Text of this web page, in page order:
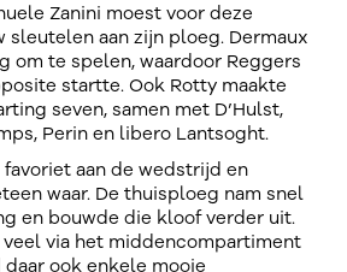
Zanini moest voor deze
aan zijn ploeg. Dermaux
om te spelen, waardoor Reggers
startte. Ook Rotty maakte
seven, samen met D’Hulst,
Perin en libero Lantsoght.
aan de wedstrijd en
waar. De thuisploeg nam snel
en bouwde die kloof verder uit.
via het middencompartiment
ook enkele mooie